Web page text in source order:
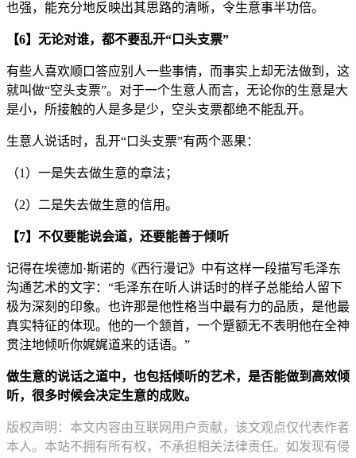
也强，能充分地反映出其思路的清晰，令生意事半功倍。
【6】无论对谁，都不要乱开“口头支票”
有些人喜欢顺口答应别人一些事情，而事实上却无法做到，这
就叫做“空头支票”。对于一个生意人而言，无论你的生意是大
是小，所接触的人是多是少，空头支票都绝不能乱开。
生意人说话时，乱开“口头支票”有两个恶果：
（1）一是失去做生意的章法；
（2）二是失去做生意的信用。
【7】不仅要能说会道，还要能善于倾听
记得在埃德加·斯诺的《西行漫记》中有这样一段描写毛泽东
沟通艺术的文字：“毛泽东在听人讲话时的样子总能给人留下
极为深刻的印象。也许那是他性格当中最有力的品质，是他最
真实特征的体现。他的一个颔首，一个蹙额无不表明他在全神
贯注地倾听你娓娓道来的话语。”
做生意的说话之道中，也包括倾听的艺术，是否能做到高效倾
听，很多时候会决定生意的成败。
版权声明：本文内容由互联网用户贡献，该文观点仅代表作者
本人。本站不拥有所有权，不承担相关法律责任。如发现有侵